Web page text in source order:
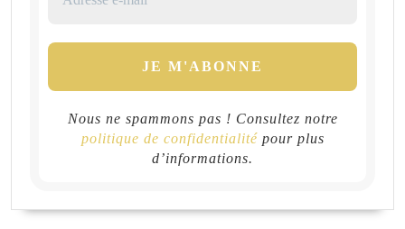
Nous ne spammons pas ! Consultez notre
politique de confidentialitépour plus
d’informations.